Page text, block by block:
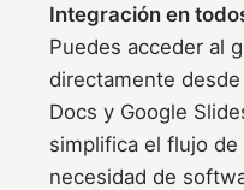
Integración en
Puedes acceder al
directamente
Docs y Google
simplifica el flujo
necesidad de